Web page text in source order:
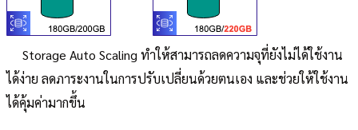
Storage Auto Scaling ทำให้สามารถลดความจุที่ยังไม่ได้ใช้งาน
ได้ง่าย ลดภาระงานในการปรับเปลี่ยนด้วยตนเอง และช่วยให้ใช้งาน
ได้คุ้มค่ามากขึ้น